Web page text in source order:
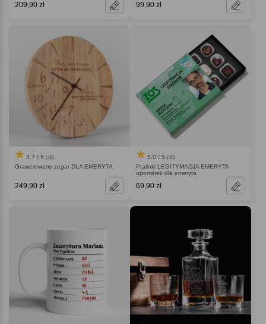
209,90 zł 99,90 zł
4.7 / 5 (19)
Grawerowany zegar DLA EMERYTA
249,90 zł
5.0 / 5 (10)
Pralinki LEGITYMACJA EMERYTA
upominek dla emeryta
69,90 zł